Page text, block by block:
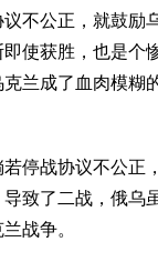
不公正，就鼓励
使获胜，也是个
兰成了血肉模糊
停战协议不公正
致了二战，俄乌
战争。